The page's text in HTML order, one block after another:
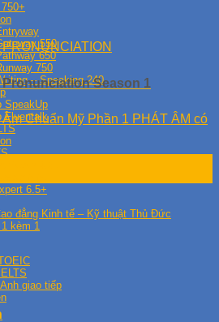
550
650
750
– Speaking 240
SpeakUp
Fluentalk
6.5+
đẳng Kinh tế – Kỹ thuật Thủ Đức
kèm 1
giao tiếp
Season 1
Chuẩn Mỹ Phần 1 PHÁT ÂM có